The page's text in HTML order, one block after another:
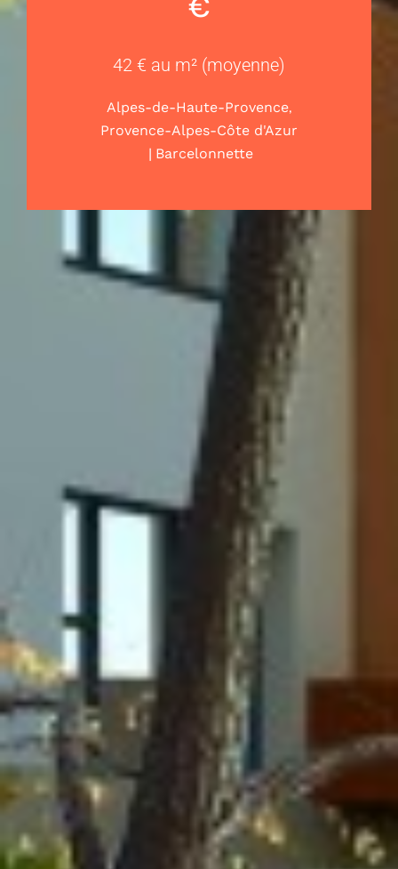
42 € au m² (moyenne)
Alpes-de-Haute-Provence,
Provence-Alpes-Côte d'Azur
| Barcelonnette